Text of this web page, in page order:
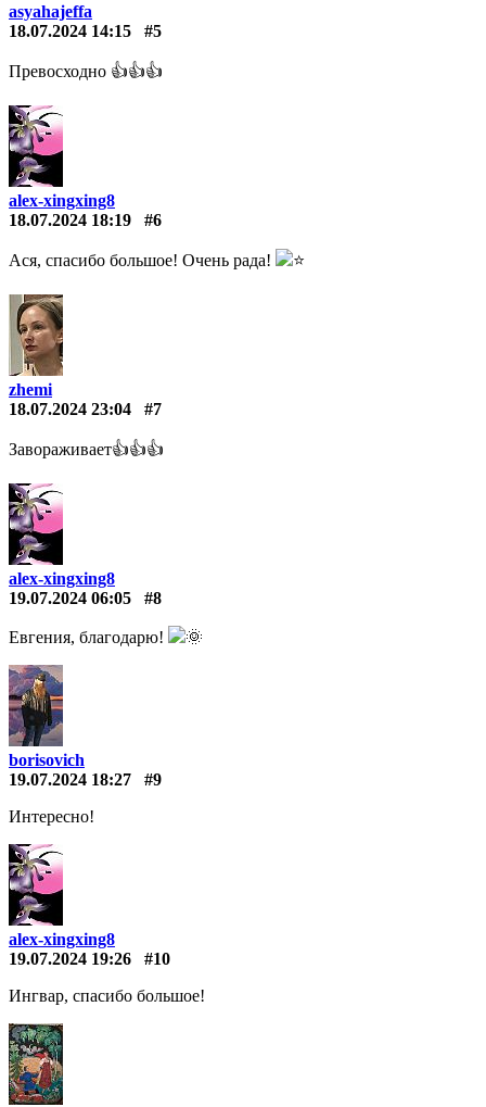
asyahajeffa
18.07.2024 14:15
#5
Превосходно 👍👍👍
alex-xingxing8
18.07.2024 18:19
#6
Ася, спасибо большое! Очень рада! ⭐
zhemi
18.07.2024 23:04
#7
Завораживает👍👍👍
alex-xingxing8
19.07.2024 06:05
#8
Евгения, благодарю! 🌞
borisovich
19.07.2024 18:27
#9
Интересно!
alex-xingxing8
19.07.2024 19:26
#10
Ингвар, спасибо большое!